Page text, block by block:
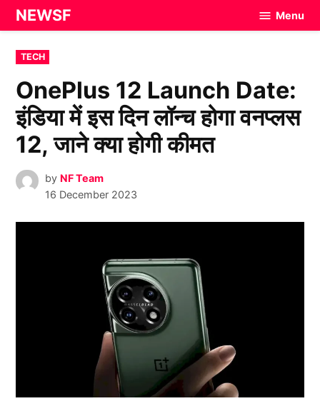
Skip
to
content
NEWSF Menu
POSTED
IN
TECH
OnePlus 12 Launch Date:
इंडिया में इस दिन लॉन्च होगा वनप्लस
12, जाने क्या होगी कीमत
by NF Team
16 December 2023